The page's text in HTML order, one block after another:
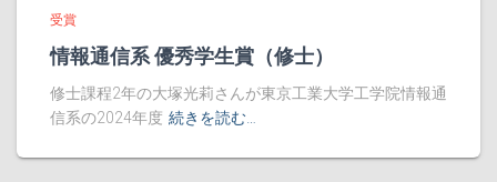
受賞
情報通信系 優秀学生賞（修士）
修士課程2年の大塚光莉さんが東京工業大学工学院情報通
信系の2024年度 続きを読む…